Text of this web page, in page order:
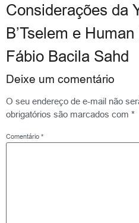
Considerações da
B’Tselem e
Fábio Bacila Sahd
Deixe um comentário
O seu endereço de e-mail não
obrigatórios são marcados com *
Comentário *